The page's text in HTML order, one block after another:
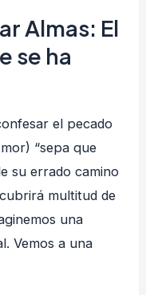
Almas: El
se ha
el pecado
“sepa que
su errado camino
multitud de
una
Vemos a una